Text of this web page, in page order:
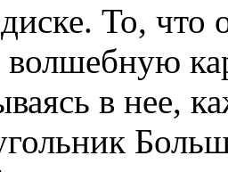
То, что
в нее,